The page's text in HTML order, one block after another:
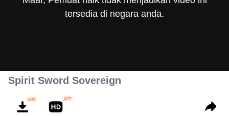
tersedia di negara anda.
Spirit Sword Sovereign